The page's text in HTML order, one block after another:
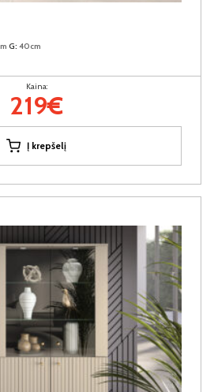
G: 40cm
Kaina:
219€
Į krepšelį